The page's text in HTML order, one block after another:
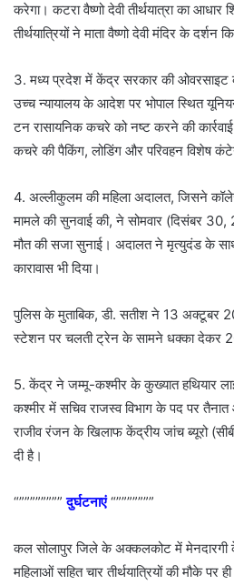
करेगा। कटरा वैष्णो देवी तीर्थयात्रा का
तीर्थयात्रियों ने माता वैष्णो देवी मंदिर के दर्शन
3. मध्य प्रदेश में केंद्र सरकार की ओवरसाइट
उच्च न्यायालय के आदेश पर भोपाल स्थित
टन रासायनिक कचरे को नष्ट करने की कार्रवाई
कचरे की पैकिंग, लोडिंग और परिवहन विशेष
4. अल्लीकुलम की महिला अदालत, जिसने
मामले की सुनवाई की, ने सोमवार (दिसंबर
मौत की सजा सुनाई। अदालत ने मृत्युदंड के
कारावास भी दिया।
पुलिस के मुताबिक, डी. सतीश ने 13 अक्टूबर
स्टेशन पर चलती ट्रेन के सामने धक्का देकर 20
5. केंद्र ने जम्मू-कश्मीर के कुख्यात हथियार
कश्मीर में सचिव राजस्व विभाग के पद पर
राजीव रंजन के खिलाफ केंद्रीय जांच ब्यूरो
दी है।
“””””””””दुर्घटनाएं“”””””””
कल सोलापुर जिले के अक्कलकोट में मेनदारगी
महिलाओं सहित चार तीर्थयात्रियों की मौके